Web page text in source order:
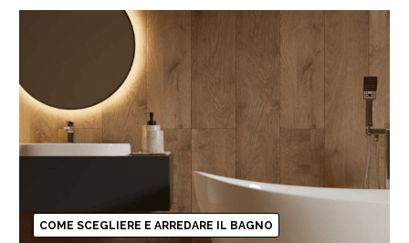
giusti possono […]
COME SCEGLIERE E ARREDARE IL BAGNO